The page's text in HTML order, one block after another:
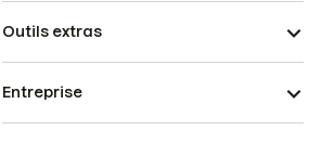
Outils extras
Entreprise